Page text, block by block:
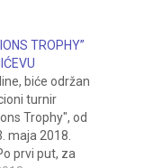
TROPHY”
biće održan
turnir
Trophy", od
maja 2018.
prvi put, za